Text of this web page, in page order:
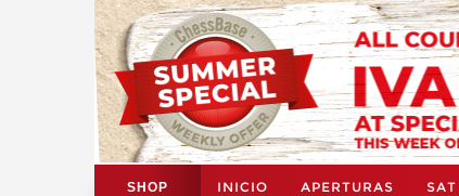
SHOP INICIO APERTURAS SAT